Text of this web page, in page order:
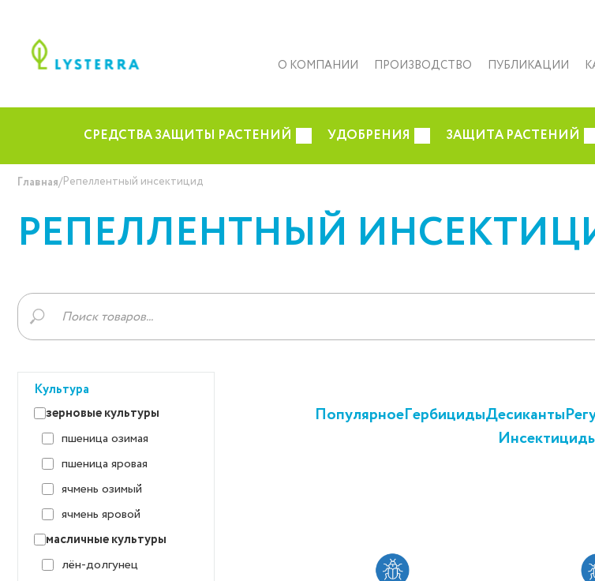
О КОМПАНИИ ПРОИЗВОДСТВО ПУБЛИКАЦИИ
СРЕДСТВА ЗАЩИТЫ РАСТЕНИЙ УДОБРЕНИЯ ЗАЩИТА РАСТЕНИЙ
Главная/Репеллентный инсектицид
РЕПЕЛЛЕНТНЫЙ
Поиск
товаров
Культура
зерновые культуры
пшеница озимая
пшеница яровая
ячмень озимый
ячмень яровой
масличные культуры
лён-долгунец
ПопулярноеГербицидыДесиканты